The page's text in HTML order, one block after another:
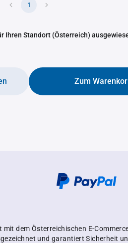
1
Ihren Standort (Österreich)
Zum
mit dem Österreichischen E-
und garantiert Sicherheit